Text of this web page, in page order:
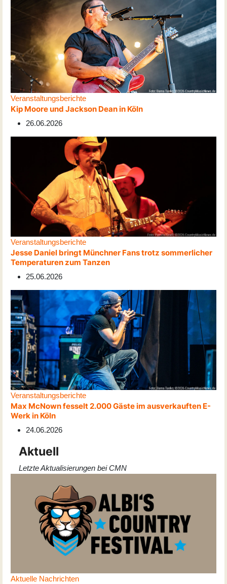
Veranstaltungsberichte
Kip Moore und Jackson Dean in Köln
26.06.2026
Veranstaltungsberichte
Jesse Daniel bringt Münchner Fans trotz sommerlicher
Temperaturen zum Tanzen
25.06.2026
Veranstaltungsberichte
Max McNown fesselt 2.000 Gäste im ausverkauften E-
Werk in Köln
24.06.2026
Aktuell
Letzte Aktualisierungen bei CMN
Aktuelle Nachrichten